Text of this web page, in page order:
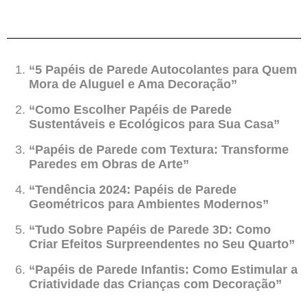
“5 Papéis de Parede Autocolantes para Quem
Mora de Aluguel e Ama Decoração”
“Como Escolher Papéis de Parede
Sustentáveis e Ecológicos para Sua Casa”
“Papéis de Parede com Textura: Transforme
Paredes em Obras de Arte”
“Tendência 2024: Papéis de Parede
Geométricos para Ambientes Modernos”
“Tudo Sobre Papéis de Parede 3D: Como
Criar Efeitos Surpreendentes no Seu Quarto”
“Papéis de Parede Infantis: Como Estimular a
Criatividade das Crianças com Decoração”